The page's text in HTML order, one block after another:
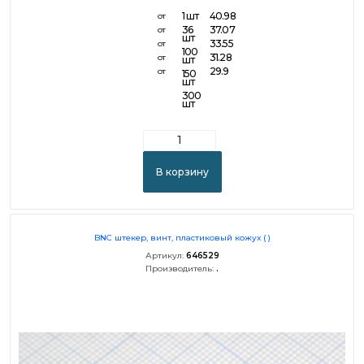
от
от
от
от
от
1 шт
36
шт
100
шт
150
шт
300
шт
40.98
37.07
33.55
31.28
29.9
В корзину
BNC штекер, винт, пластиковый кожух ( )
Артикул: 646529
Производитель: .